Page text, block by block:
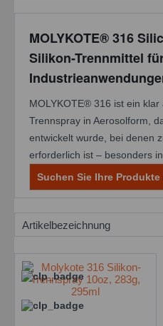
MOLYKOTE® 316
Silikon-Trennmittel
MOLYKOTE® 316 ist ein
Trennspray in Aerosolform,
entwickelt wurde, bei denen
erforderlich ist – besonders
Suchen Sie Ihre